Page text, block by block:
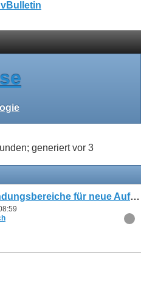
generiert vor 3
für neue Aufnahmetechnologie